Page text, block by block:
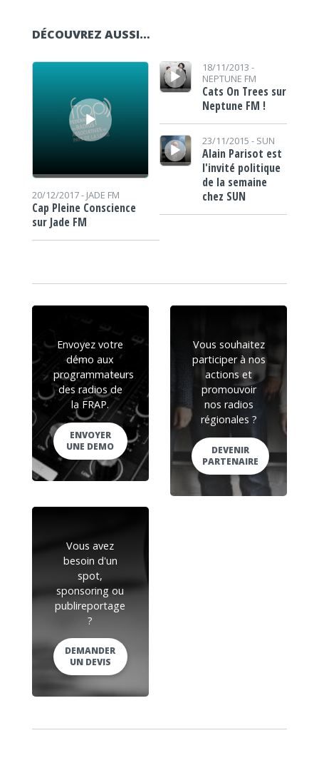
DÉCOUVREZ AUSSI…
Lecteur audio
20/12/2017 - JADE FM
Cap Pleine Conscience
sur Jade FM
Lecteur audio18/11/2013 -
NEPTUNE FM
Cats On Trees sur
Neptune FM !
Lecteur audio
23/11/2015 - SUN
Alain Parisot est
l'invité politique
de la semaine
chez SUN
Envoyez votre
démo aux
programmateurs
des radios de
la FRAP.
ENVOYER
UNE DEMO
Vous souhaitez
participer à nos
actions et
promouvoir
nos radios
régionales ?
DEVENIR
PARTENAIRE
Vous avez
besoin d'un
spot,
sponsoring ou
publireportage
?
DEMANDER
UN DEVIS